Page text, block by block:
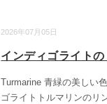
2026年07月05日
インディゴライト
Turmarine 青緑の美しい
ゴライトトルマリンのリ